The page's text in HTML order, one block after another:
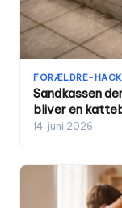
FORÆLDRE-
Sandkassen
bliver en
14. juni 2026